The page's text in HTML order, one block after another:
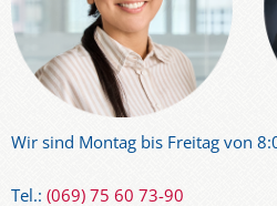
Wir sind Montag bis Freitag von
Tel.: (069) 75 60 73-90